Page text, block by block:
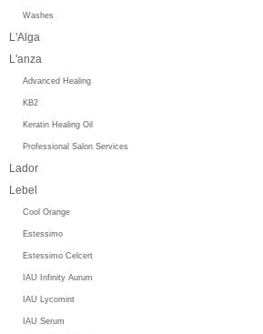
Washes
L'Alga
L'anza
Advanced Healing
KB2
Keratin Healing Oil
Professional Salon Services
Lador
Lebel
Cool Orange
Estessimo
Estessimo Celcert
IAU Infinity Aurum
IAU Lycomint
IAU Serum